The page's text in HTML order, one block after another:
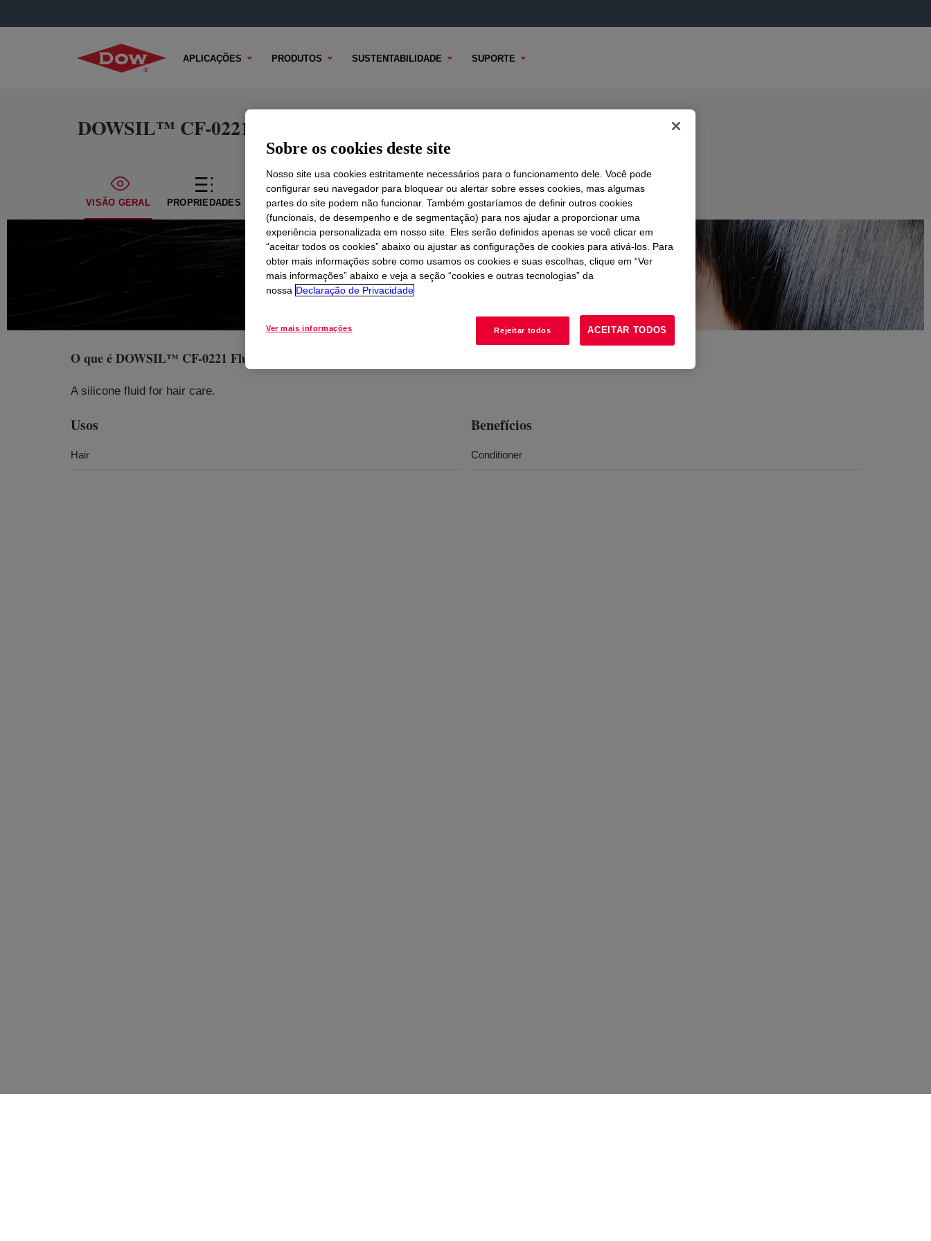
APLICAÇÕES PRODUTOS SUSTENTABILIDADE SUPORTE
DOWSIL™ CF-0221 Fluid Blend
VISÃO GERAL PROPRIEDADES CONTEÚDO TÉCNICO OPÇÕES DE AMOSTRA OPÇÕES DE COMPRA
O que éDOWSIL™ CF-0221 Fluid Blend
A silicone fluid for hair care.
Usos
Hair
Benefícios
Conditioner
Sobre os cookies deste site
Nosso site usa cookies estritamente necessários para o funcionamento dele. Você pode
configurar seu navegador para bloquear ou alertar sobre esses cookies, mas algumas
partes do site podem não funcionar. Também gostaríamos de definir outros cookies
(funcionais, de desempenho e de segmentação) para nos ajudar a proporcionar uma
experiência personalizada em nosso site. Eles serão definidos apenas se você clicar em
“aceitar todos os cookies” abaixo ou ajustar as configurações de cookies para ativá-los. Para
obter mais informações sobre como usamos os cookies e suas escolhas, clique em “Ver
mais informações” abaixo e veja a seção “cookies e outras tecnologias” da
nossa Declaração de Privacidade
Ver mais informações Rejeitar todos ACEITAR TODOS